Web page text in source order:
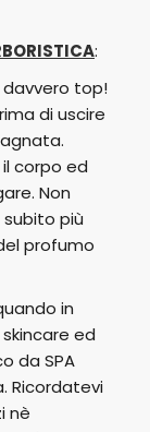
:
top!
di uscire
corpo ed
Non
più
profumo
in
ed
da SPA
Ricordatevi
nè